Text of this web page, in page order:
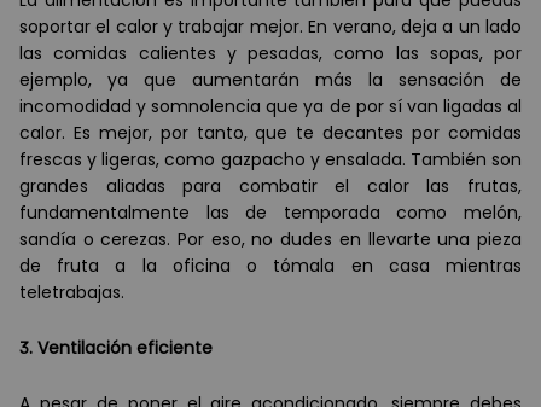
soportar el calor y trabajar mejor. En verano, deja a un lado
las comidas calientes y pesadas, como las sopas, por
ejemplo, ya que aumentarán más la sensación de
incomodidad y somnolencia que ya de por sí van ligadas al
calor. Es mejor, por tanto, que te decantes por comidas
frescas y ligeras, como gazpacho y ensalada. También son
grandes aliadas para combatir el calor las frutas,
fundamentalmente las de temporada como melón,
sandía o cerezas. Por eso, no dudes en llevarte una pieza
de fruta a la oficina o tómala en casa mientras
teletrabajas.
3. Ventilación eficiente